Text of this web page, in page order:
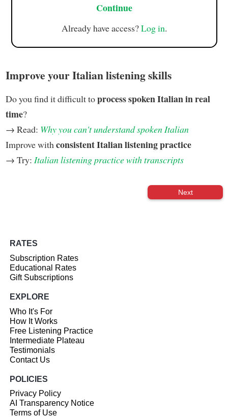
Continue
Already have access?Log in.
Improve your Italian listening skills
Do you find it difficult toprocess spoken Italian in real
time?
→ Read: Why you can't understand spoken Italian
Improve with consistent Italian listening practice
→ Try: Italian listening practice with transcripts
Next
RATES
Subscription Rates
Educational Rates
Gift Subscriptions
EXPLORE
Who It's For
How It Works
Free Listening Practice
Intermediate Plateau
Testimonials
Contact Us
POLICIES
Privacy Policy
AI Transparency Notice
Terms of Use